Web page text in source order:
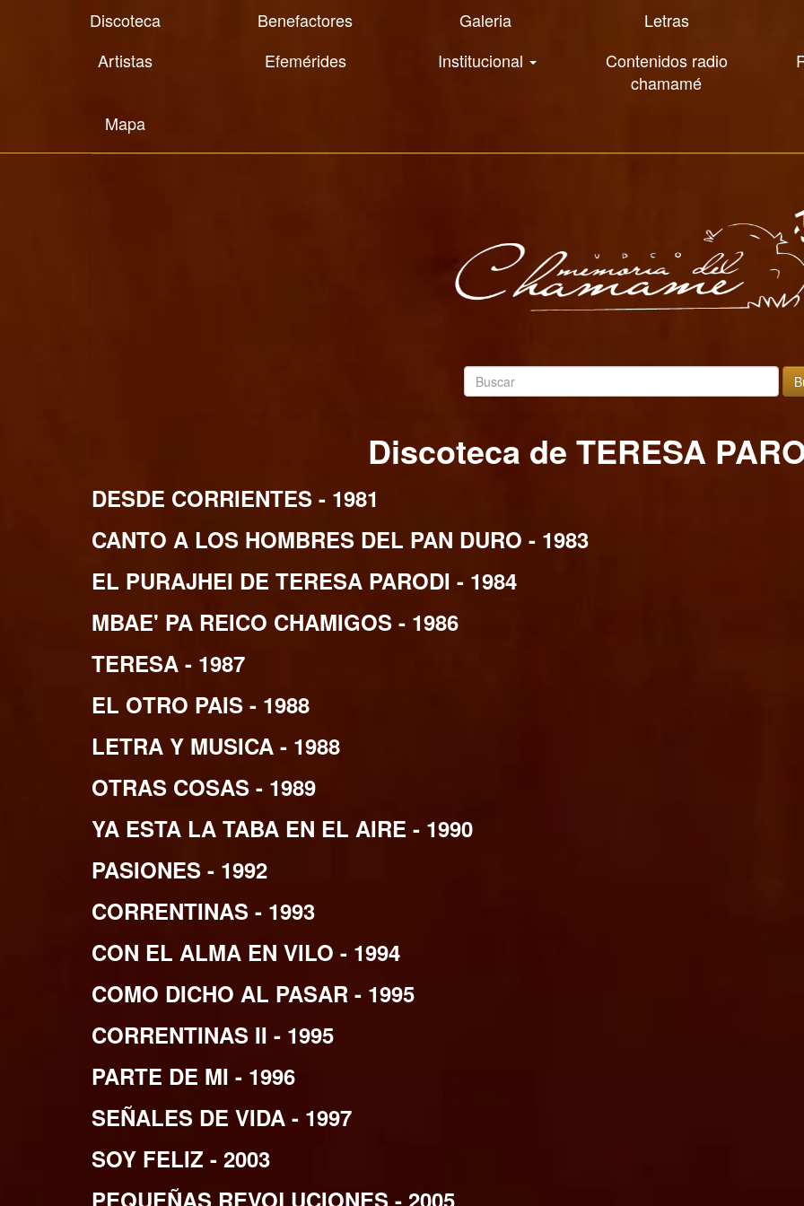
Discoteca Benefactores Galeria
Letras
Artistas
Efemérides Institucional
Contenidos radio
chamamé
Mapa
Discoteca de TERESA
DESDE CORRIENTES - 1981
CANTO A LOS HOMBRES DEL PAN DURO - 1983
EL PURAJHEI DE TERESA PARODI - 1984
MBAE' PA REICO CHAMIGOS - 1986
TERESA - 1987
EL OTRO PAIS - 1988
LETRA Y MUSICA - 1988
OTRAS COSAS - 1989
YA ESTA LA TABA EN EL AIRE - 1990
PASIONES - 1992
CORRENTINAS - 1993
CON EL ALMA EN VILO - 1994
COMO DICHO AL PASAR - 1995
CORRENTINAS II - 1995
PARTE DE MI - 1996
SEÑALES DE VIDA - 1997
SOY FELIZ - 2003
PEQUEÑAS REVOLUCIONES - 2005